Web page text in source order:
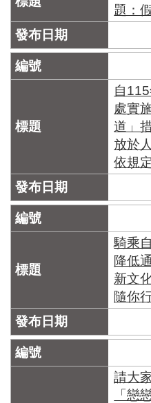
題：
自
處實
道」
放於
依規
騎乘
降低
新文
隨你
請大
「戀